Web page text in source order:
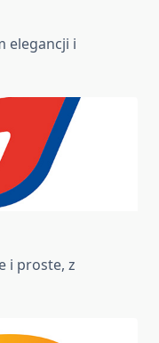
elegancji i
i proste, z